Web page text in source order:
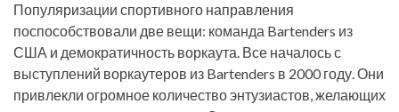
Популяризации спортивного направления
поспособствовали две вещи: команда Bartenders из
США и демократичность воркаута. Все началось с
выступлений воркаутеров из Bartenders в 2000 году. Они
привлекли огромное количество энтузиастов, желающих